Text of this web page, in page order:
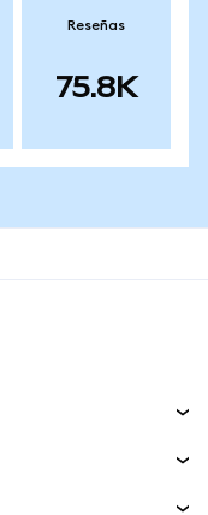
Reseñas
75.8K